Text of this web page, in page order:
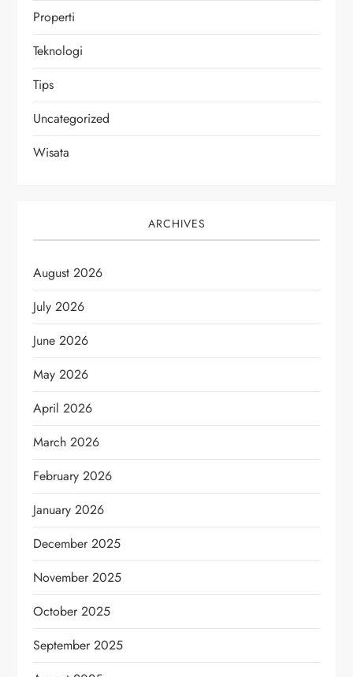
Properti
Teknologi
Tips
Uncategorized
Wisata
ARCHIVES
August 2026
July 2026
June 2026
May 2026
April 2026
March 2026
February 2026
January 2026
December 2025
November 2025
October 2025
September 2025